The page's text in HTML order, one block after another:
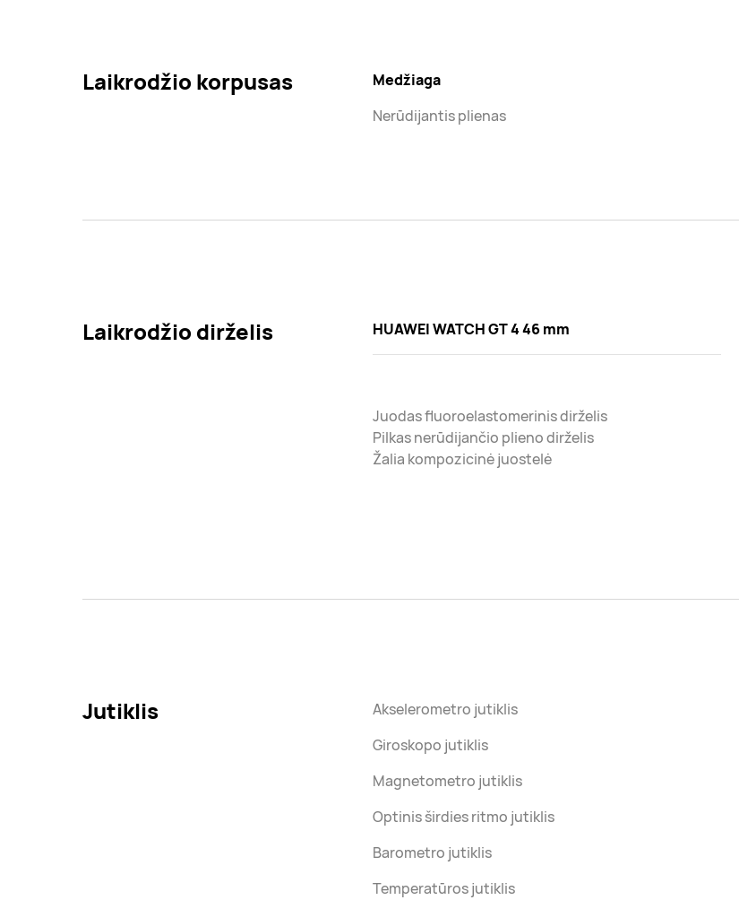
Laikrodžio korpusas
Medžiaga
Nerūdijantis plienas
Laikrodžio dirželis HUAWEI WATCH GT 4 46 mm
Juodas fluoroelastomerinis dirželis
Pilkas nerūdijančio plieno dirželis
Žalia kompozicinė juostelė
Jutiklis
Akselerometro jutiklis
Giroskopo jutiklis
Magnetometro jutiklis
Optinis širdies ritmo jutiklis
Barometro jutiklis
Temperatūros jutiklis